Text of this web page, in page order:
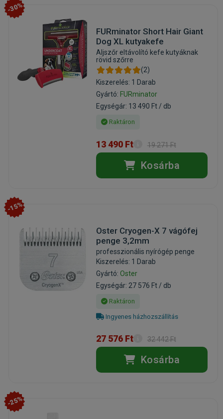
-30%
FURminator Short Hair Giant
Dog XL kutyakefe
Aljszőr eltávolító kefe kutyáknak
rövid szőrre
(2)
Kiszerelés: 1 Darab
Gyártó: FURminator
Egységár: 13 490 Ft / db
Raktáron
13 490 Ft 19 271 Ft
Kosárba
-15%
Oster Cryogen-X 7 vágófej
penge 3,2mm
professzionális nyírógép penge
Kiszerelés: 1 Darab
Gyártó: Oster
Egységár: 27 576 Ft / db
Raktáron
Ingyenes házhozszállítás
27 576 Ft 32 442 Ft
Kosárba
-25%